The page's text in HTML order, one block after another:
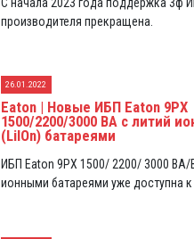
С начала 2023 года поддержка 3ф
производителя прекращена.
26.01.2022
Eaton | Новые ИБП Eaton 9PX
1500/2200/3000 ВА с литий
(LiIOn) батареями
ИБП Eaton 9PX 1500/ 2200/ 3000 ВА/
ионными батареями уже доступна к